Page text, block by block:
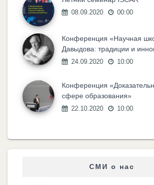
08.09.2020 00:00
Конференция «Научная
Давыдова: традиции и
24.09.2020 10:00
Конференция
сфере образования»
22.10.2020 10:00
СМИ о нас